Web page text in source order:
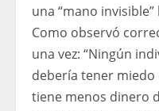
una “mano
Como observó
una vez: “Ningún
debería tener
tiene menos dinero